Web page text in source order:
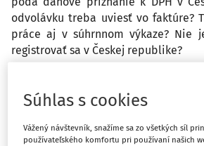
odvolávku treba uviesť vo faktúre?
práce aj v súhrnnom výkaze? Nie
registrovať sa v Českej republike?
Máte
Súhlas s cookies
Vážený návštevník, snažíme sa zo všetkých síl
používateľského komfortu pri používaní našich